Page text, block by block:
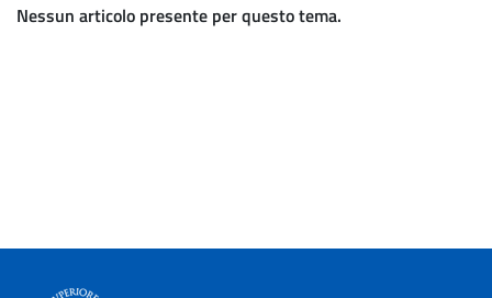
Nessun articolo presente per questo tema.